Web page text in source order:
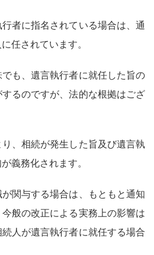
者に指名されている場合は、通
任されています。
も、遺言執行者に就任した旨の
るのですが、法的な根拠はござ
、相続が発生した旨及び遺言執
義務化されます。
が関与する場合は、もともと通知
般の改正による実務上の影響は
人が遺言執行者に就任する場合